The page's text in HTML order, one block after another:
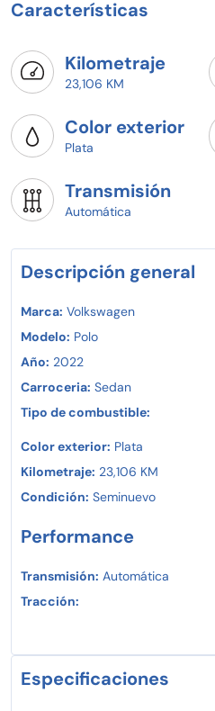
Ante la situación de la
Pregunta por nuestra
nuestros Asesores
lo Estrenes Ya!
Características
Kilometraje
23,106 KM
Color exterior
Plata
Transmisión
Automática
Descripción general
Marca: Volkswagen
Modelo: Polo
Año: 2022
Carroceria: Sedan
Tipo de combustible:
Color exterior: Plata
Kilometraje: 23,106 KM
Condición: Seminuevo
Performance
Transmisión: Automática
Tracción:
Especificaciones